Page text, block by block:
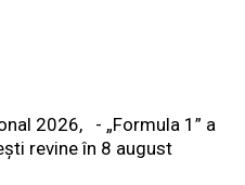
2026, - „Formula 1” a
revine în 8 august